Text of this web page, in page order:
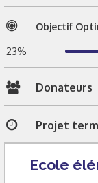
Objectif
23%
Donateurs
Projet
Ecole